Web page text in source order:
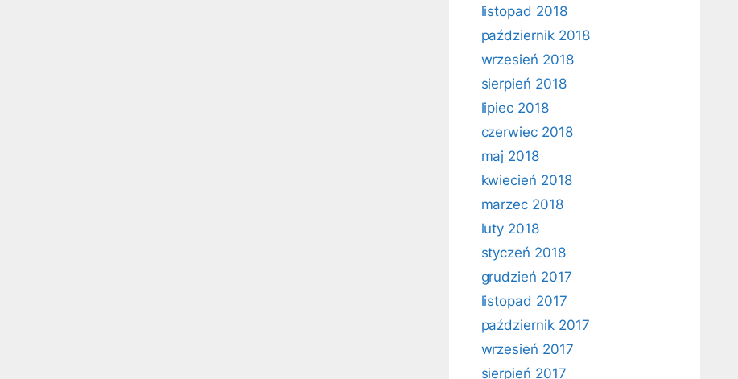
listopad 2018
październik 2018
wrzesień 2018
sierpień 2018
lipiec 2018
czerwiec 2018
maj 2018
kwiecień 2018
marzec 2018
luty 2018
styczeń 2018
grudzień 2017
listopad 2017
październik 2017
wrzesień 2017
sierpień 2017